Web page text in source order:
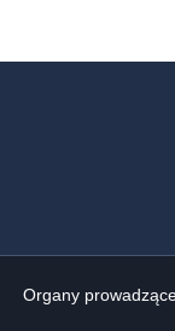
Organy